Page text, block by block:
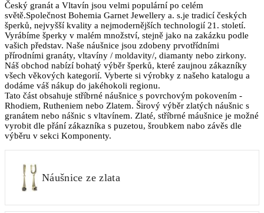
Český granát a Vltavín jsou velmi populární po celém
světě.Společnost Bohemia Garnet Jewellery a. s.je tradicí českých
šperků, nejvyšší kvality a nejmodernějších technologií 21. století.
Vyrábíme šperky v malém množství, stejně jako na zakázku podle
vašich představ. Naše náušnice jsou zdobeny prvotřídními
přírodními granáty, vltavíny / moldavity/, diamanty nebo zirkony.
Náš obchod nabízí bohatý výběr šperků, které zaujnou zákazníky
všech věkových kategorií. Vyberte si výrobky z našeho katalogu a
dodáme váš nákup do jakéhokoli regionu.
Tato část obsahuje stříbrné náušnice s povrchovým pokovením -
Rhodiem, Rutheniem nebo Zlatem. Širový výběr zlatých náušnic s
granátem nebo nášnic s vltavínem. Zlaté, stříbrné máušnice je možné
vyrobit dle přání zákazníka s puzetou, šroubkem nabo závěs dle
výběru v sekci Komponenty.
Náušnice ze zlata